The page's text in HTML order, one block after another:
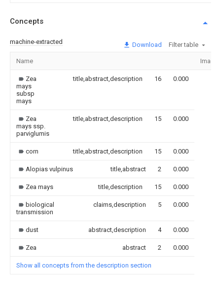
Concepts
machine-extracted Download Filter table
Name Image
Zea
mays
subsp
mays
title,abstract,description 16 0.000
Zea
mays ssp.
parviglumis
title,abstract,description 15 0.000
corn title,abstract,description 15 0.000
Alopias vulpinus title,abstract 2 0.000
Zea mays title,description 15 0.000
biological
transmission
claims,description 5 0.000
dust abstract,description 4 0.000
Zea abstract 2 0.000
Show all concepts from the description section